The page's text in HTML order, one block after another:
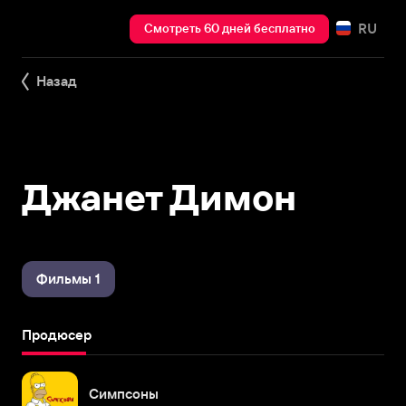
Смотреть 60 дней бесплатно RU
Назад
Джанет Димон
Фильмы 1
Продюсер
Симпсоны